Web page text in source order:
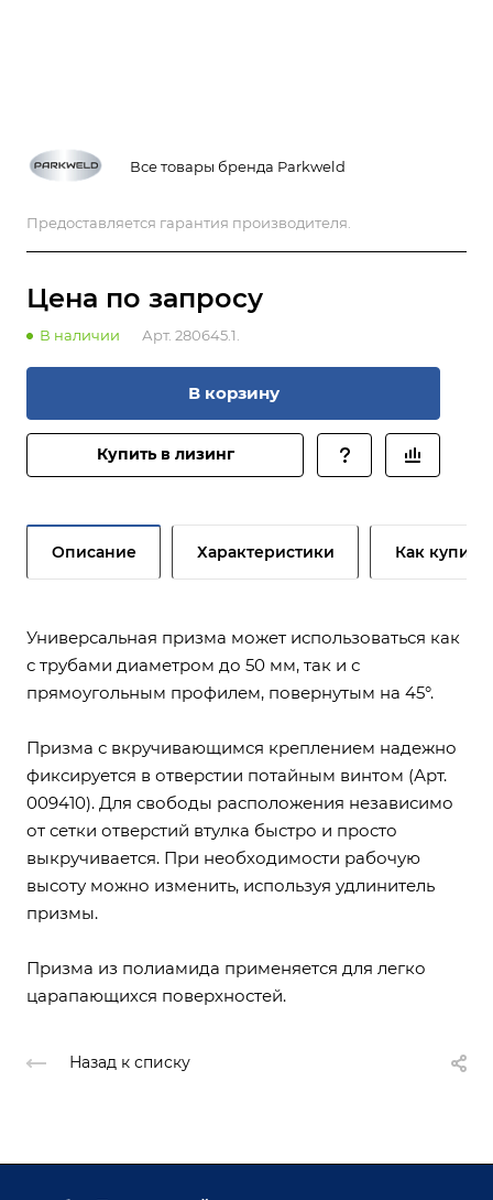
Все товары бренда Parkweld
Предоставляется гарантия производителя.
Цена по запросу
В наличии Арт. 280645.1.
В корзину
Купить в лизинг
Описание Характеристики Как купить
Универсальная призма может использоваться как
с трубами диаметром до 50 мм, так и с
прямоугольным профилем, повернутым на 45°.
Призма с вкручивающимся креплением надежно
фиксируется в отверстии потайным винтом (Арт.
009410). Для свободы расположения независимо
от сетки отверстий втулка быстро и просто
выкручивается. При необходимости рабочую
высоту можно изменить, используя удлинитель
призмы.
Призма из полиамида применяется для легко
царапающихся поверхностей.
Назад к списку